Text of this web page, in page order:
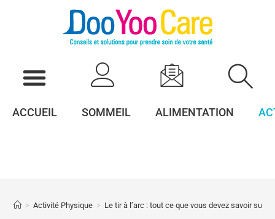
ACCUEIL SOMMEIL ALIMENTATION
> Activité Physique > Le tir à l’arc : tout ce que vous devez savoir sur